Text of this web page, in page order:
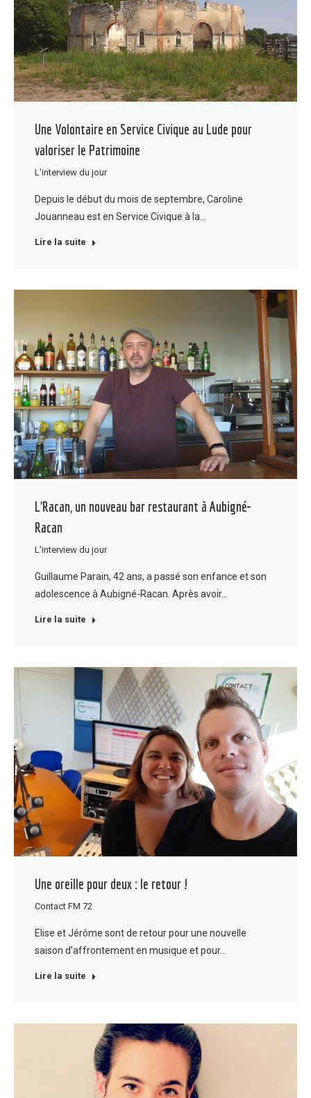
Une Volontaire en Service Civique au Lude pour
valoriser le Patrimoine
L'interview du jour
Depuis le début du mois de septembre, Caroline
Jouanneau est en Service Civique à la…
Lire la suite
L’Racan, un nouveau bar restaurant à Aubigné-
Racan
L'interview du jour
Guillaume Parain, 42 ans, a passé son enfance et son
adolescence à Aubigné-Racan. Après avoir…
Lire la suite
Une oreille pour deux : le retour !
Contact FM 72
Elise et Jérôme sont de retour pour une nouvelle
saison d’affrontement en musique et pour…
Lire la suite